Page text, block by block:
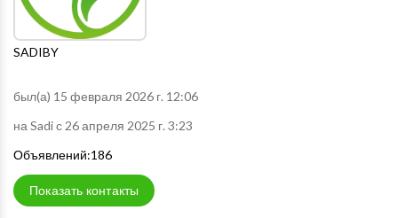
SADIBY
был(а) 15 февраля 2026 г. 12:06
на Sadi с 26 апреля 2025 г. 3:23
Объявлений:186
Показать контакты